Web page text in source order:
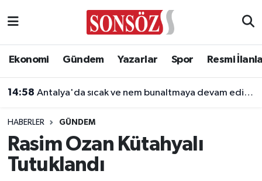
Ekonomi Gündem Yazarlar Spor Resmi
14:58 Antalya'da sıcak ve nem bunaltmaya devam ediyor
HABERLER GÜNDEM
Rasim Ozan Kütahyalı
Tutuklandı
Asayiş
Biyografi
Çevre
Ankara Nöbetçi Eczaneler
Ankara Trafik Yoğunluk Haritası
Süper Lig Puan Durumu ve Fikstür